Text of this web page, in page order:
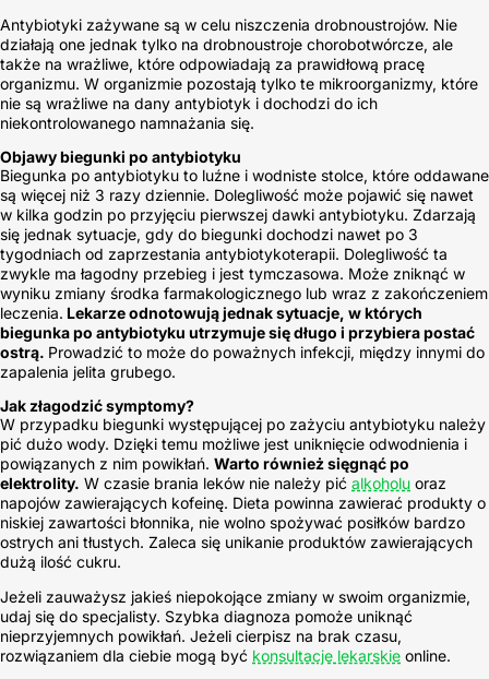
Antybiotyki zażywane są w celu niszczenia drobnoustrojów. Nie
działają one jednak tylko na drobnoustroje chorobotwórcze, ale
także na wrażliwe, które odpowiadają za prawidłową pracę
organizmu. W organizmie pozostają tylko te mikroorganizmy, które
nie są wrażliwe na dany antybiotyk i dochodzi do ich
niekontrolowanego namnażania się.
Objawy biegunki po antybiotyku
Biegunka po antybiotyku to luźne i wodniste stolce, które oddawane
są więcej niż 3 razy dziennie. Dolegliwość może pojawić się nawet
w kilka godzin po przyjęciu pierwszej dawki antybiotyku. Zdarzają
się jednak sytuacje, gdy do biegunki dochodzi nawet po 3
tygodniach od zaprzestania antybiotykoterapii. Dolegliwość ta
zwykle ma łagodny przebieg i jest tymczasowa. Może zniknąć w
wyniku zmiany środka farmakologicznego lub wraz z zakończeniem
leczenia. Lekarze odnotowują jednak sytuacje, w których
biegunka po antybiotyku utrzymuje się długo i przybiera postać
ostrą. Prowadzić to może do poważnych infekcji, między innymi do
zapalenia jelita grubego.
Jak złagodzić symptomy?
W przypadku biegunki występującej po zażyciu antybiotyku należy
pić dużo wody. Dzięki temu możliwe jest uniknięcie odwodnienia i
powiązanych z nim powikłań. Warto również sięgnąć po
elektrolity. W czasie brania leków nie należy pić alkoholu oraz
napojów zawierających kofeinę. Dieta powinna zawierać produkty o
niskiej zawartości błonnika, nie wolno spożywać posiłków bardzo
ostrych ani tłustych. Zaleca się unikanie produktów zawierających
dużą ilość cukru.
Jeżeli zauważysz jakieś niepokojące zmiany w swoim organizmie,
udaj się do specjalisty. Szybka diagnoza pomoże uniknąć
nieprzyjemnych powikłań. Jeżeli cierpisz na brak czasu,
rozwiązaniem dla ciebie mogą być konsultacje lekarskie online.